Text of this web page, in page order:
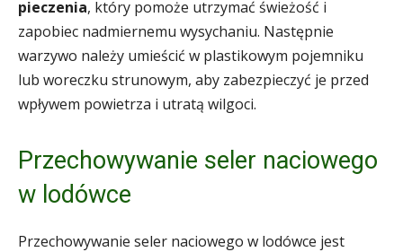
pieczenia, który pomoże utrzymać świeżość i
zapobiec nadmiernemu wysychaniu. Następnie
warzywo należy umieścić w plastikowym pojemniku
lub woreczku strunowym, aby zabezpieczyć je przed
wpływem powietrza i utratą wilgoci.
Przechowywanie seler naciowego
w lodówce
Przechowywanie seler naciowego w lodówce jest